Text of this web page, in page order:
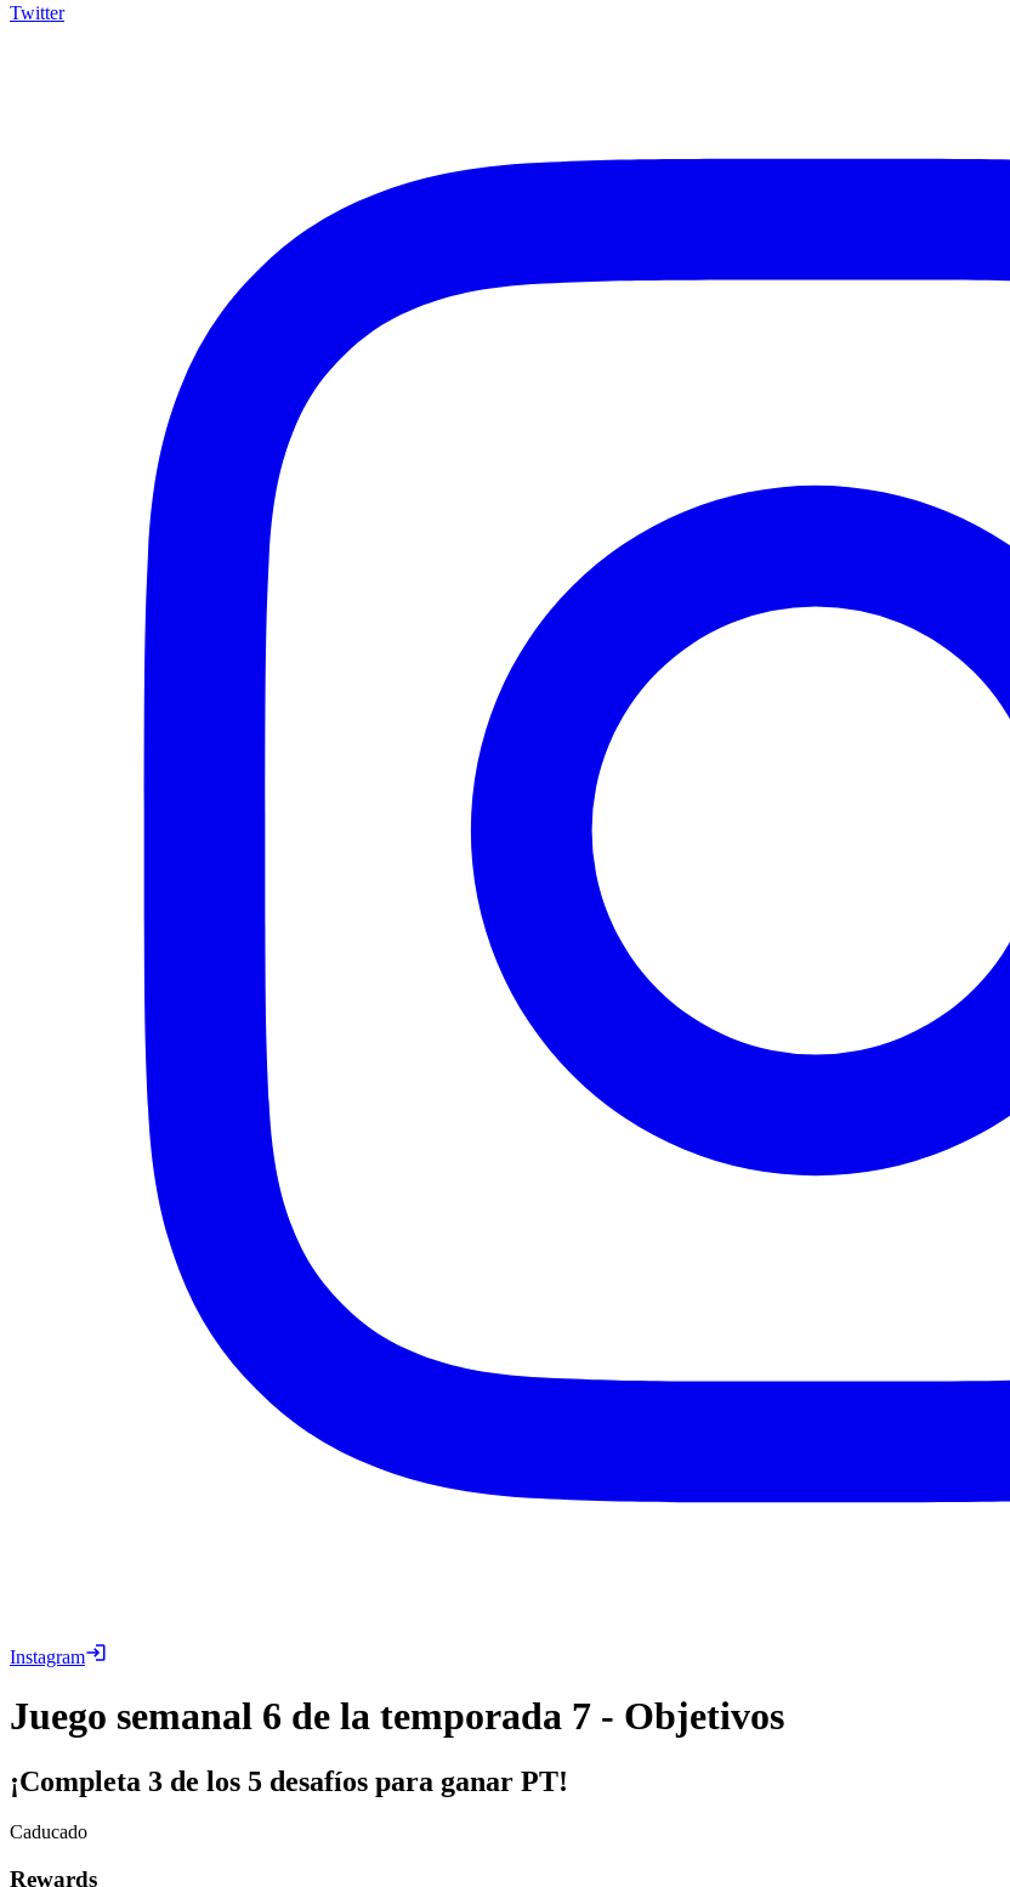
Twitter
Instagram
Juego semanal 6 de la temporada 7 - Objetivos
¡Completa 3 de los 5 desafíos para ganar PT!
Caducado
Rewards